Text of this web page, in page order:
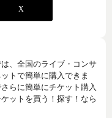
、全国のライブ・コンサ
トで簡単に購入できま
らに簡単にチケット購入
ットを買う！探す！なら